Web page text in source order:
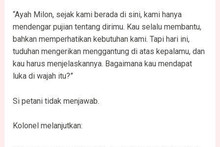
“Ayah Milon, sejak kami berada di sini, kami hanya
mendengar pujian tentang dirimu. Kau selalu membantu,
bahkan memperhatikan kebutuhan kami. Tapi hari ini,
tuduhan mengerikan menggantung di atas kepalamu, dan
kau harus menjelaskannya. Bagaimana kau mendapat
luka di wajah itu?”
Si petani tidak menjawab.
Kolonel melanjutkan: